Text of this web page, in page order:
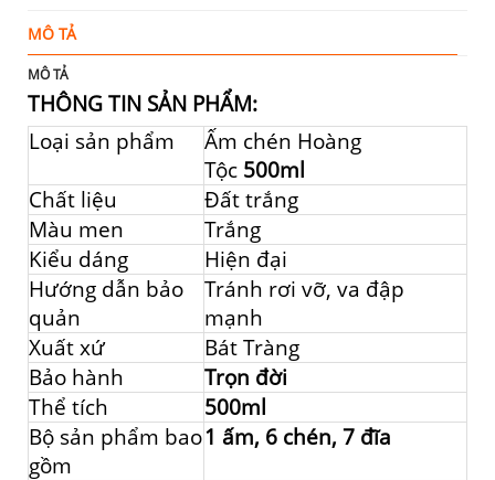
MÔ TẢ
MÔ TẢ
THÔNG TIN SẢN PHẨM:
Loại sản phẩm
Ấm chén Hoàng
Tộc 500ml
Chất liệu
Đất trắng
Màu men
Trắng
Kiểu dáng
Hiện đại
Hướng dẫn bảo
quản
Tránh rơi vỡ, va đập
mạnh
Xuất xứ
Bát Tràng
Bảo hành
Trọn đời
Thể tích
500ml
Bộ sản phẩm bao
gồm
1 ấm, 6 chén, 7 đĩa